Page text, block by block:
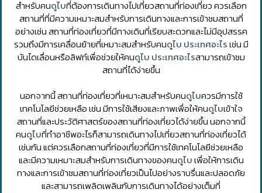
สำหรับคนดูไบที่ต้องการเดินทางไปเที่ยวสถานที่ท่องเที่ยว ควรเลือก
สถานที่ที่มีความเหมาะสมสำหรับการเดินทางและการเข้าชมสถานที่
อย่างเช่น สถานที่ท่องเที่ยวที่มีทางเดินที่เรียบสะดวกและไม่มีอุปสรรค
รวมถึงมีการเคลื่อนย้ายที่เหมาะสมสำหรับคนดูไบ ประเทศอะไรเช่น มี
บันไดเลื่อนหรือลิฟท์เพื่อช่วยให้คนดูไบ ประเทศอะไรสามารถเข้าชม
สถานที่ได้ง่ายขึ้น
นอกจากนี้ สถานที่ท่องเที่ยวที่เหมาะสมสำหรับคนดูไบควรมีการใช้
เทคโนโลยีช่วยเหลือ เช่น มีการใช้เสียงและภาพเพื่อให้คนดูไบเข้าใจ
สถานที่และประวัติศาสตร์ของสถานที่ท่องเที่ยวได้ง่ายขึ้น นอกจากนี้
คนดูไบที่ทําอาชีพอะไรก็สามารถเดินทางไปเที่ยวสถานที่ท่องเที่ยวได้
เช่นกัน แต่ควรเลือกสถานที่ท่องเที่ยวที่มีการใช้เทคโนโลยีช่วยเหลือ
และมีความเหมาะสมสำหรับการเดินทางของคนดูไบเพื่อให้การเดิน
ทางและการเข้าชมสถานที่ท่องเที่ยวเป็นไปอย่างราบรื่นและปลอดภัย
และสามารถเพลิดเพลินกับการเดินทางได้อย่างเต็มที่